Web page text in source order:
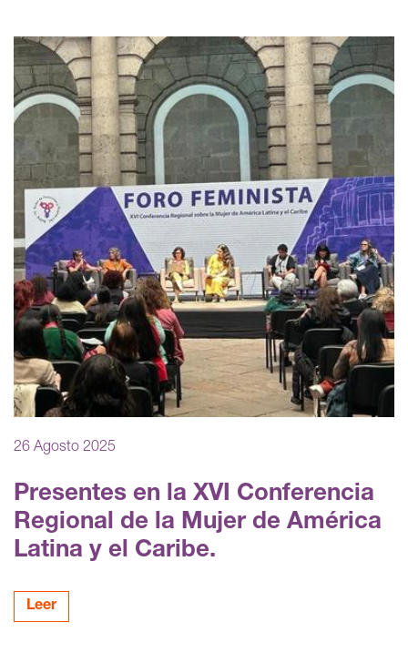
26 Agosto 2025
Presentes en la XVI Conferencia
Regional de la Mujer de América
Latina y el Caribe.
Leer